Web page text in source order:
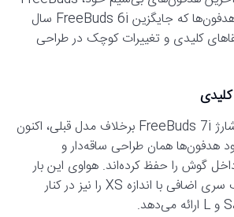
7i، رونمایی کرد. این هدفون‌ها که جایگزین FreeBuds 6i سال
کلیدی و تغییرات کوچک در طراحی
طراحی جدید: کیس شارژ FreeBuds 7i برخلاف مدل قبلی، اکنون
هدفون‌ها همان طراحی ساقه‌دار و
گوش را حفظ کرده‌اند. هواوی این بار
برای راحتی بیشتر، یک سری اضافی با اندازه XS را نیز در کنار